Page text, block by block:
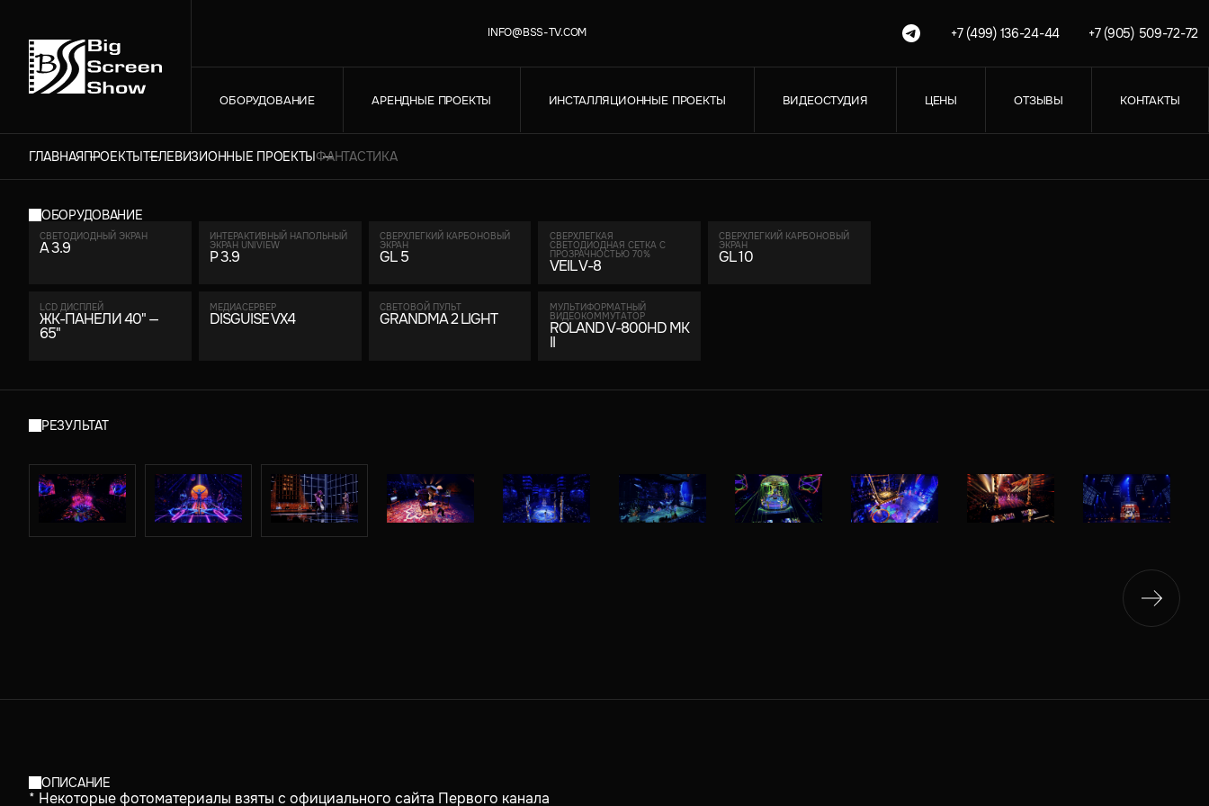
INFO@BSS-TV.COM +7 (499) 136-24-44 +7 (905) 509-72-72
ОБОРУДОВАНИЕ АРЕНДНЫЕ ПРОЕКТЫ ИНСТАЛЛЯЦИОННЫЕ ПРОЕКТЫ ВИДЕОСТУДИЯ ЦЕНЫ ОТЗЫВЫ КОНТАКТЫ
ГЛАВНАЯПРОЕКТЫТЕЛЕВИЗИОННЫЕ ПРОЕКТЫФАНТАСТИКА
ОБОРУДОВАНИЕ
СВЕТОДИОДНЫЙ ЭКРАН
A 3.9
ИНТЕРАКТИВНЫЙ НАПОЛЬНЫЙ
ЭКРАН UNIVIEW
P 3.9
СВЕРХЛЕГКИЙ КАРБОНОВЫЙ
ЭКРАН
GL 5
CВЕРХЛЕГКАЯ
СВЕТОДИОДНАЯ СЕТКА С
ПРОЗРАЧНОСТЬЮ 70%
VEIL V-8
СВЕРХЛЕГКИЙ КАРБОНОВЫЙ
ЭКРАН
GL 10
LCD ДИСПЛЕЙ
ЖК-ПАНЕЛИ 40" —
65"
МЕДИАСЕРВЕР
DISGUISE VX4
СВЕТОВОЙ ПУЛЬТ
GRANDMA 2 LIGHT
МУЛЬТИФОРМАТНЫЙ
ВИДЕОКОММУТАТОР
ROLAND V-800HD MK
II
РЕЗУЛЬТАТ
ОПИСАНИЕ
* Некоторые фотоматериалы взяты с официального сайта Первого канала